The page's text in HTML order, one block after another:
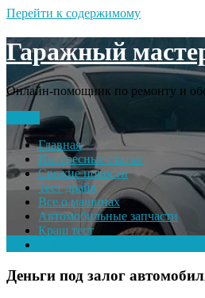
Перейти к содержимому
Гаражный
Онлайн-помощник по ремонту и
Главная
Интересные статьи
Свежие новости
Тест драйв
Все о машинах
Автомобильные запчасти
Краш тест
Деньги под залог